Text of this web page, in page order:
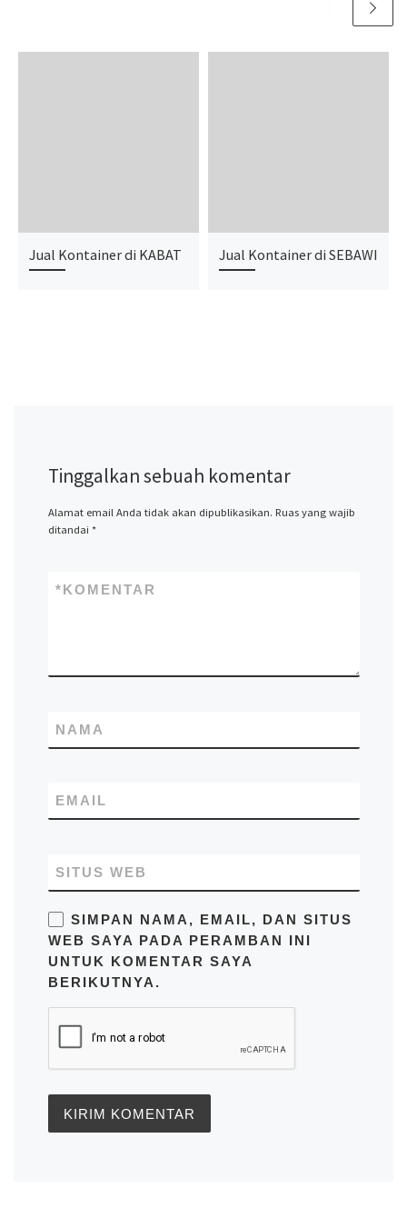
Jual Kontainer di KABAT Jual Kontainer di SEBAWI
Tinggalkan sebuah komentar
Alamat email Anda tidak akan dipublikasikan. Ruas yang wajib
ditandai *
KOMENTAR
*
NAMA
EMAIL
SITUS WEB
SIMPAN NAMA, EMAIL, DAN SITUS
WEB SAYA PADA PERAMBAN INI
UNTUK KOMENTAR SAYA
BERIKUTNYA.